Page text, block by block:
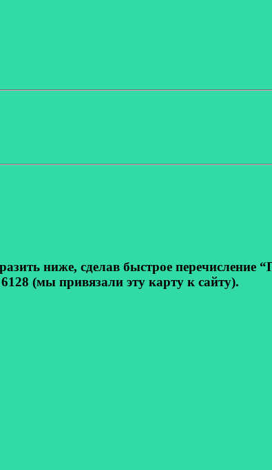
ниже, сделав быстрое перечисление
(мы привязали эту карту к сайту).